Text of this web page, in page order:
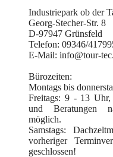
Industriepark ob der
Georg-Stecher-Str. 8
D-97947 Grünsfeld
Telefon: 09346/
E-Mail: info@tour-
Bürozeiten:
Montags bis
Freitags: 9 - 13 Uhr,
und Beratungen
möglich.
Samstags:
vorheriger
geschlossen!